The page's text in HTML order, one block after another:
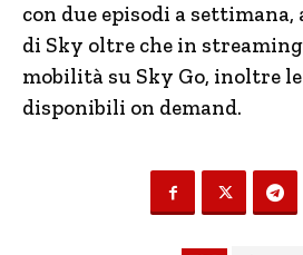
con due episodi a settimana,
di Sky oltre che in
mobilità su Sky Go, inoltre
disponibili on demand.